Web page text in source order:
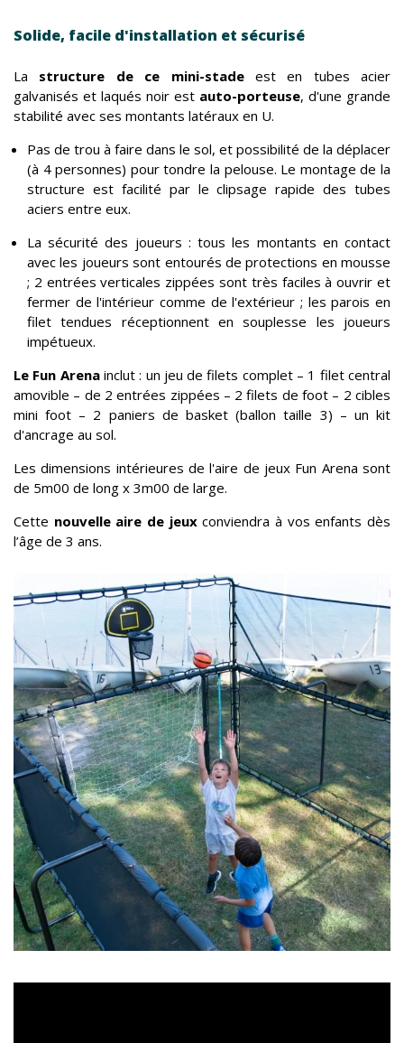
Solide, facile d'installation et sécurisé
La structure de ce mini-stadeest en tubes acier
galvanisés et laqués noir est auto-porteuse, d'une grande
stabilité avec ses montants latéraux en U.
Pas de trou à faire dans le sol, et possibilité de la déplacer
(à 4 personnes) pour tondre la pelouse. Le montage de la
structure est facilité par le clipsage rapide des tubes
aciers entre eux.
La sécurité des joueurs : tous les montants en contact
avec les joueurs sont entourés de protections en mousse
; 2 entrées verticales zippées sont très faciles à ouvrir et
fermer de l'intérieur comme de l'extérieur ; les parois en
filet tendues réceptionnent en souplesse les joueurs
impétueux.
Le Fun Arena inclut : un jeu de filets complet – 1 filet central
amovible – de 2 entrées zippées – 2 filets de foot – 2 cibles
mini foot – 2 paniers de basket (ballon taille 3) – un kit
d'ancrage au sol.
Les dimensions intérieures de l'aire de jeux Fun Arena sont
de 5m00 de long x 3m00 de large.
Cette nouvelle aire de jeuxconviendra à vos enfants dès
l’âge de 3 ans.